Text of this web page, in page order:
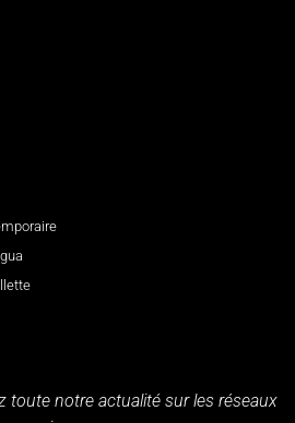
toute notre actualité sur les réseaux